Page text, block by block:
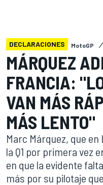
DECLARACIONES MotoGP
MÁRQUEZ
FRANCIA:
VAN MÁS
MÁS LENTO"
Marc Márquez, que
la Q1 por primera vez
en que la evidente
más por su pilotaje